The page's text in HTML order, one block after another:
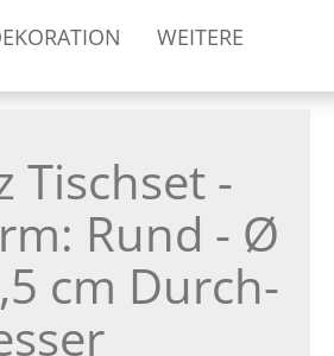
erstellen
vergessen?
WEITERE
Tisch­set -
Rund - Ø
cm Durch­